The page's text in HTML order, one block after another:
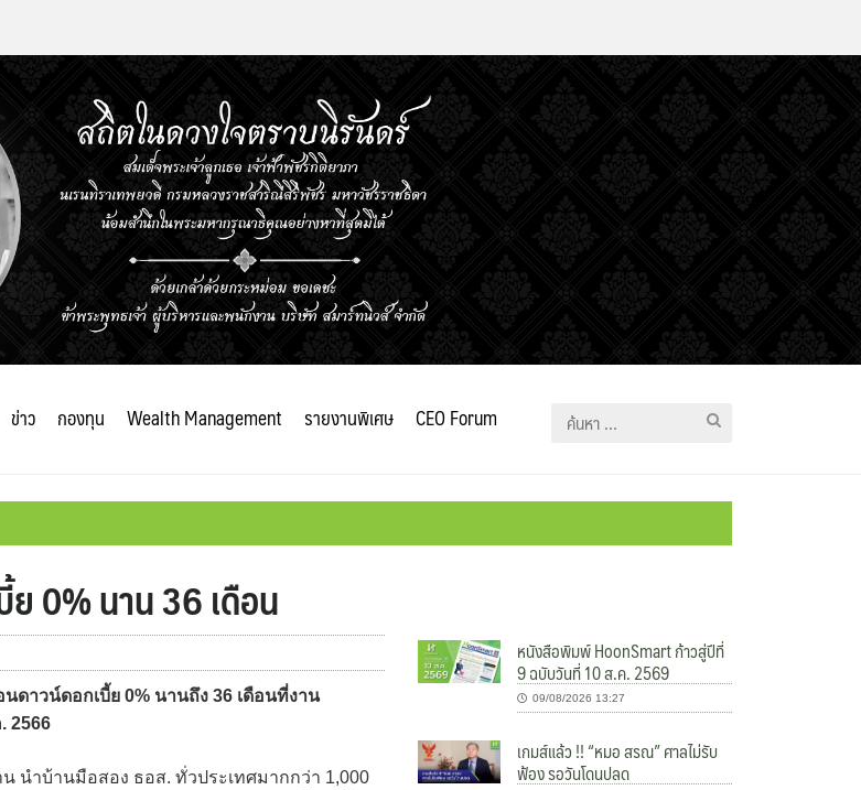
ข่าว กองทุน Wealth Management รายงานพิเศษ CEO Forum
ค้นหา
0% นาน 36 เดือน
ดาวน์ดอกเบี้ย 0% นานถึง 36 เดือนที่งาน
2566
นำบ้านมือสอง ธอส. ทั่วประเทศมากกว่า 1,000
หนังสือพิมพ์ HoonSmart ก้าวสู่ปีที่
9 ฉบับวันที่ 10 ส.ค. 2569
09/08/2026 13:27
เกมส์แล้ว !! “หมอ สรณ” ศาลไม่รับ
ฟ้อง รอวันโดนปลด